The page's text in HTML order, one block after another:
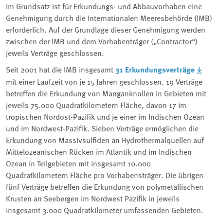
Im Grundsatz ist für Erkundungs- und Abbauvorhaben eine
Genehmigung durch die Internationalen Meeresbehörde (IMB)
erforderlich. Auf der Grundlage dieser Genehmigung werden
zwischen der IMB und dem Vorhabenträger („Contractor“)
jeweils Verträge geschlossen.
Seit 2001 hat die IMB insgesamt31 Erkundungsverträge
mit einer Laufzeit von je 15 Jahren geschlossen. 19 Verträge
betreffen die Erkundung von Manganknollen in Gebieten mit
jeweils 75.000 Quadratkilometern Fläche, davon 17 im
tropischen Nordost-Pazifik und je einer im Indischen Ozean
und im Nordwest-Pazifik. Sieben Verträge ermöglichen die
Erkundung von Massivsulfiden an Hydrothermalquellen auf
Mittelozeanischen Rücken im Atlantik und im Indischen
Ozean in Teilgebieten mit insgesamt 10.000
Quadratkilometern Fläche pro Vorhabensträger. Die übrigen
fünf Verträge betreffen die Erkundung von polymetallischen
Krusten an Seebergen im Nordwest Pazifik in jeweils
insgesamt 3.000 Quadratkilometer umfassenden Gebieten.